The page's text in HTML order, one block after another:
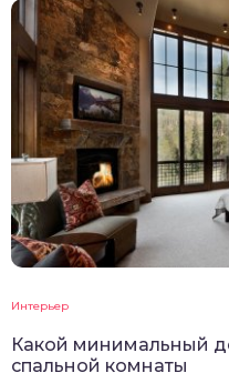
Интерьер
Какой минимальный
спальной комнаты